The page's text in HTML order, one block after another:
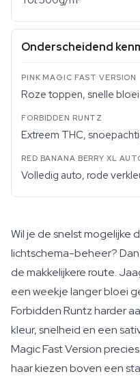
Onderscheidend
Roze toppen, snelle bloei
Extreem THC,
Volledig auto, rode
Wil je de snelst mogelijke
lichtschema-beheer? Dan
de makkelijkere route.
een weekje langer bloei
Forbidden Runtz harder
kleur, snelheid en een
Magic Fast Version
haar kiezen boven een